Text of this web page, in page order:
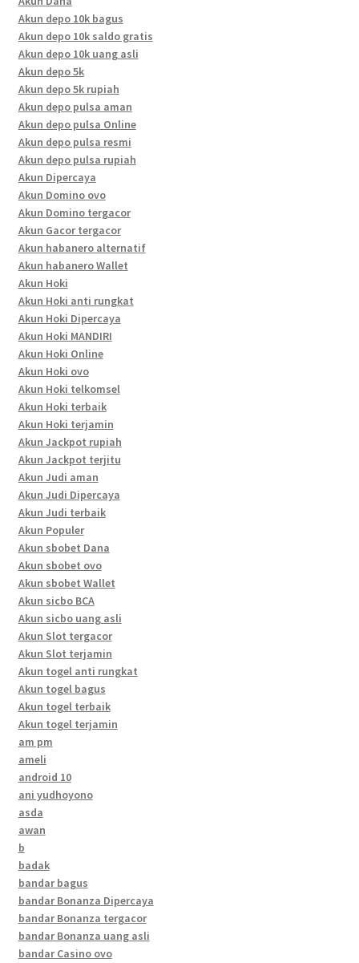
Akun depo 10k bagus
Akun depo 10k saldo gratis
Akun depo 10k uang asli
Akun depo 5k
Akun depo 5k rupiah
Akun depo pulsa aman
Akun depo pulsa Online
Akun depo pulsa resmi
Akun depo pulsa rupiah
Akun Dipercaya
Akun Domino ovo
Akun Domino tergacor
Akun Gacor tergacor
Akun habanero alternatif
Akun habanero Wallet
Akun Hoki
Akun Hoki anti rungkat
Akun Hoki Dipercaya
Akun Hoki MANDIRI
Akun Hoki Online
Akun Hoki ovo
Akun Hoki telkomsel
Akun Hoki terbaik
Akun Hoki terjamin
Akun Jackpot rupiah
Akun Jackpot terjitu
Akun Judi aman
Akun Judi Dipercaya
Akun Judi terbaik
Akun Populer
Akun sbobet Dana
Akun sbobet ovo
Akun sbobet Wallet
Akun sicbo BCA
Akun sicbo uang asli
Akun Slot tergacor
Akun Slot terjamin
Akun togel anti rungkat
Akun togel bagus
Akun togel terbaik
Akun togel terjamin
am pm
ameli
android 10
ani yudhoyono
asda
awan
b
badak
bandar bagus
bandar Bonanza Dipercaya
bandar Bonanza tergacor
bandar Bonanza uang asli
bandar Casino ovo